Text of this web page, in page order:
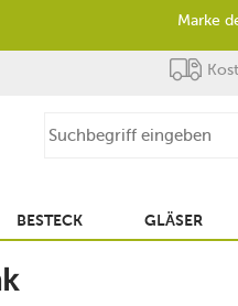
BESTECK GLÄSER
Marke